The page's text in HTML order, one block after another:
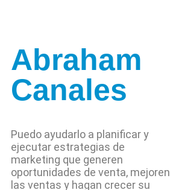
Abraham
Canales
Puedo ayudarlo a planificar y
ejecutar estrategias de
marketing que generen
oportunidades de venta, mejoren
las ventas y hagan crecer su